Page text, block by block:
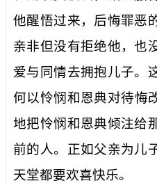
他醒悟过来，后悔罪恶
亲非但没有拒绝他，也
爱与同情去拥抱儿子。
何以怜悯和恩典对待
地把怜悯和恩典倾注给
前的人。正如父亲为儿
天堂都要欢喜快乐。